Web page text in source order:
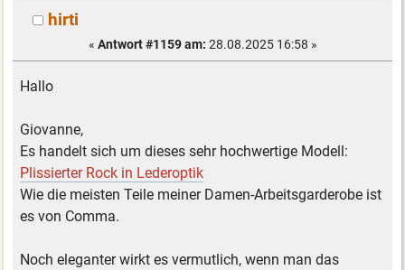
hirti
« Antwort #1159 am: 28.08.2025 16:58 »
Hallo
Giovanne,
Es handelt sich um dieses sehr hochwertige Modell:
Plissierter Rock in Lederoptik
Wie die meisten Teile meiner Damen-Arbeitsgarderobe ist
es von Comma.
Noch eleganter wirkt es vermutlich, wenn man das